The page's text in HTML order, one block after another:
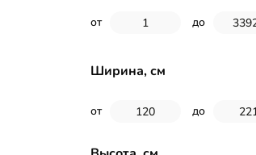
от до
Ширина, см
от до